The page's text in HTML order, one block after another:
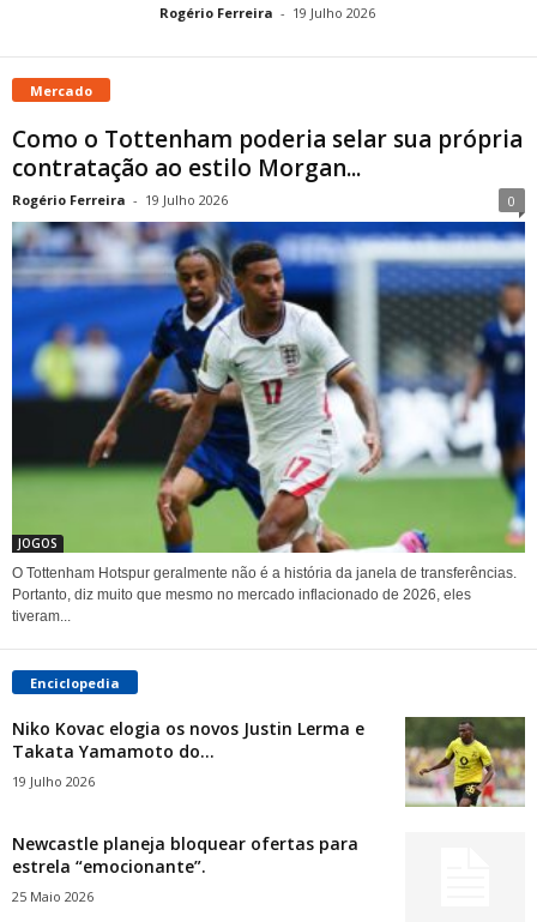
Rogério Ferreira - 19 Julho 2026
Mercado
Como o Tottenham poderia selar sua própria
contratação ao estilo Morgan...
Rogério Ferreira - 19 Julho 2026 0
JOGOS
O Tottenham Hotspur geralmente não é a história da janela de transferências.
Portanto, diz muito que mesmo no mercado inflacionado de 2026, eles
tiveram...
Enciclopedia
Niko Kovac elogia os novos Justin Lerma e
Takata Yamamoto do...
19 Julho 2026
Newcastle planeja bloquear ofertas para
estrela “emocionante”.
25 Maio 2026